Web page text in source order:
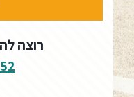
רוצה